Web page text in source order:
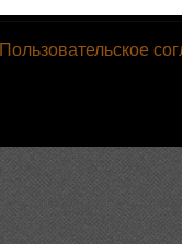
Пользовательское